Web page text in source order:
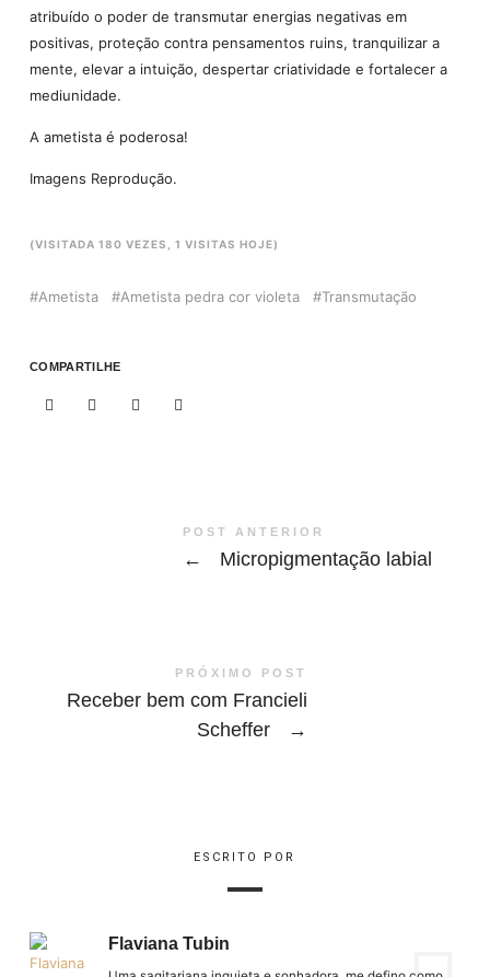
atribuído o poder de transmutar energias negativas em
positivas, proteção contra pensamentos ruins, tranquilizar a
mente, elevar a intuição, despertar criatividade e fortalecer a
mediunidade.
A ametista é poderosa!
Imagens Reprodução.
(VISITADA 180 VEZES, 1 VISITAS HOJE)
Ametista Ametista pedra cor violeta Transmutação
COMPARTILHE
POST ANTERIOR
← Micropigmentação labial
PRÓXIMO POST
Receber bem com Francieli
Scheffer
→
ESCRITO POR
Flaviana Tubin